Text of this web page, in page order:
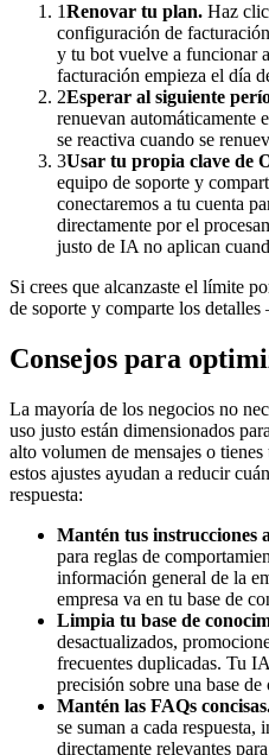
1Renovar tu plan. Haz
configuración de
y tu bot vuelve a funcionar
facturación empieza el día
2Esperar al siguiente
renuevan automáticamente
se reactiva cuando se
3Usar tu propia clave de
equipo de soporte y
conectaremos a tu cuenta
directamente por el
justo de IA no aplican
Si crees que alcanzaste el límite
de soporte y comparte los
Consejos para
La mayoría de los negocios no
uso justo están dimensionados
alto volumen de mensajes o
estos ajustes ayudan a reducir
respuesta:
Mantén tus instrucciones
para reglas de
información general de la
empresa va en tu base de
Limpia tu base de
desactualizados,
frecuentes duplicadas. Tu
precisión sobre una base
Mantén las FAQs
se suman a cada respuesta,
directamente relevantes